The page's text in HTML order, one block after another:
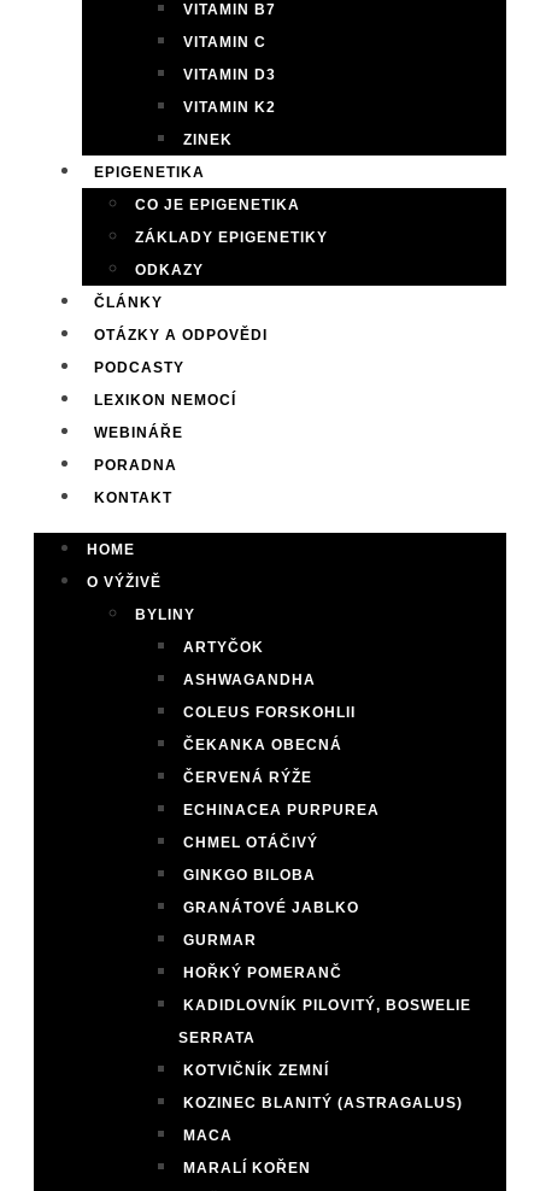
VITAMIN B7
VITAMIN C
VITAMIN D3
VITAMIN K2
ZINEK
EPIGENETIKA
CO JE EPIGENETIKA
ZÁKLADY EPIGENETIKY
ODKAZY
ČLÁNKY
OTÁZKY A ODPOVĚDI
PODCASTY
LEXIKON NEMOCÍ
WEBINÁŘE
PORADNA
KONTAKT
HOME
O VÝŽIVĚ
BYLINY
ARTYČOK
ASHWAGANDHA
COLEUS FORSKOHLII
ČEKANKA OBECNÁ
ČERVENÁ RÝŽE
ECHINACEA PURPUREA
CHMEL OTÁČIVÝ
GINKGO BILOBA
GRANÁTOVÉ JABLKO
GURMAR
HOŘKÝ POMERANČ
KADIDLOVNÍK PILOVITÝ, BOSWELIE
SERRATA
KOTVIČNÍK ZEMNÍ
KOZINEC BLANITÝ (ASTRAGALUS)
MACA
MARALÍ KOŘEN